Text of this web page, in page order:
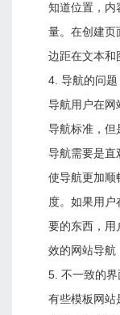
知道位置，内
量。在创建页
边距在文本和
4. 导航的问题
导航用户在网
导航标准，但
导航需要是直
使导航更加顺
度。如果用
要的东西，用
效的网站导航
5. 不一致的
有些模板网站